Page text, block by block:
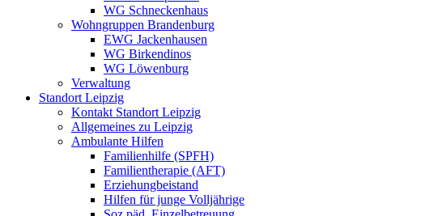
WG Schneckenhaus
Wohngruppen Brandenburg
EWG Jackenhausen
WG Birkendinos
WG Löwenburg
Verwaltung
Standort Leipzig
Kontakt Standort Leipzig
Allgemeines zu Leipzig
Ambulante Hilfen
Familienhilfe (SPFH)
Familientherapie (AFT)
Erziehungbeistand
Hilfen für junge Volljährige